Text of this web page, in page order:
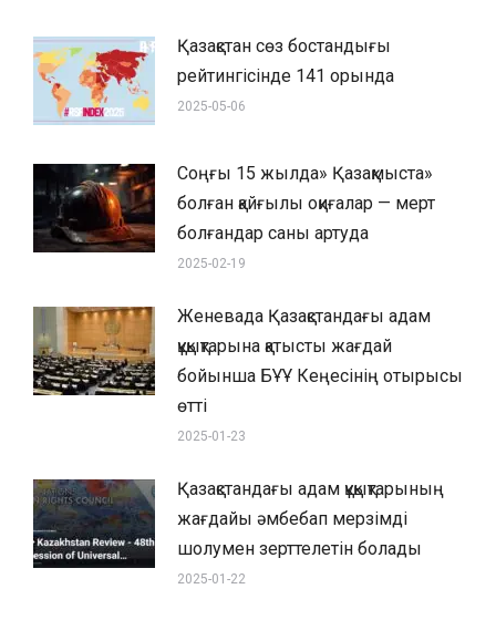
Қазақстан сөз бостандығы
рейтингісінде 141 орында
2025-05-06
Соңғы 15 жылда» Қазақмыста»
болған қайғылы оқиғалар — мерт
болғандар саны артуда
2025-02-19
Женевада Қазақстандағы адам
құқықтарына қатысты жағдай
бойынша БҰҰ Кеңесінің отырысы
өтті
2025-01-23
Қазақстандағы адам құқықтарының
жағдайы әмбебап мерзімді
шолумен зерттелетін болады
2025-01-22